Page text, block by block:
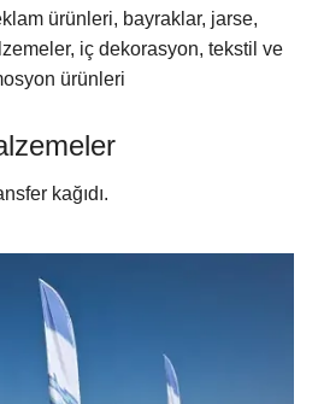
ürünleri, bayraklar, jarse,
iç dekorasyon, tekstil ve
ürünleri
kağıdı.